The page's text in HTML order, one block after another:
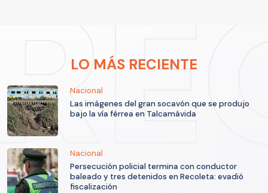
LO MÁS RECIENTE
Nacional
Las imágenes del gran socavón que se produjo
bajo la vía férrea en Talcamávida
Nacional
Persecución policial termina con conductor
baleado y tres detenidos en Recoleta: evadió
fiscalización